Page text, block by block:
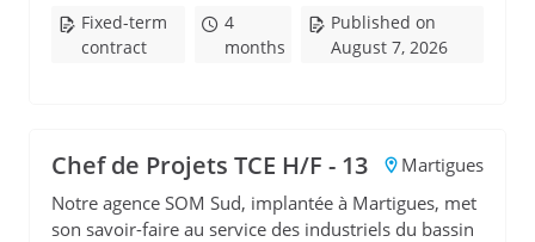
Fixed-term
contract
4
months
Published on
August 7, 2026
Chef de Projets TCE H/F - 13
Martigues
Notre agence SOM Sud, implantée à Martigues, met
son savoir-faire au service des industriels du bassin